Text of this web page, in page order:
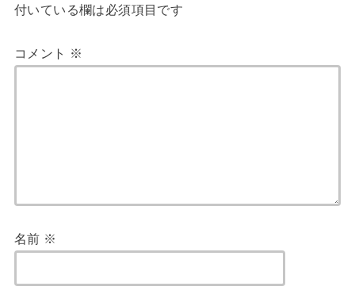
付いている欄は必須項目です
コメント ※
名前 ※